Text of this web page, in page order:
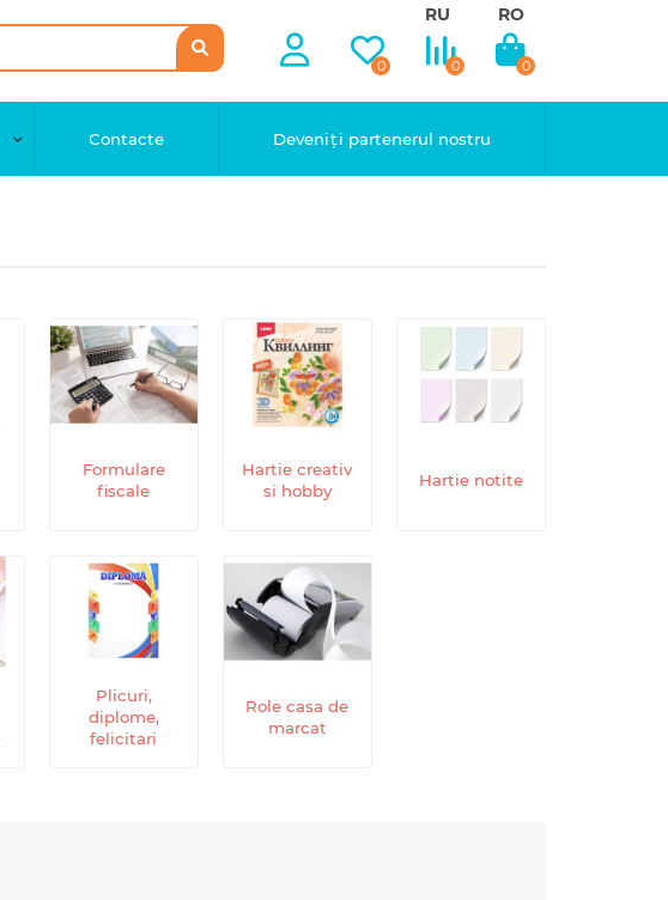
0
RU
0
RO
0
Contacte Deveniți partenerul nostru
Formulare
fiscale
Hartie creativ
si hobby
Hartie notite
Plicuri,
diplome,
felicitari
Role casa de
marcat